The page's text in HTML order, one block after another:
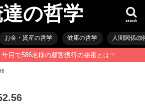
の哲学 search
お金・資産の哲学 健康の哲学 人間関係の
年目で586名様の顧客獲得の秘密とは？